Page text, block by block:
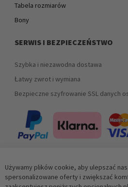
Tabela rozmiarów
Bony
SERWIS I BEZPIECZEŃSTWO
Szybka i niezawodna dostawa
Łatwy zwrot i wymiana
Bezpieczne szyfrowanie SSL danych
Zapisz się do
Używamy plików cookie, aby ulepszać
spersonalizowane oferty i zwiększać